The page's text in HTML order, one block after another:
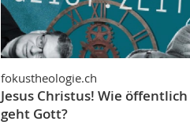
fokustheologie.ch
Jesus Christus! Wie öffentlich
geht Gott?